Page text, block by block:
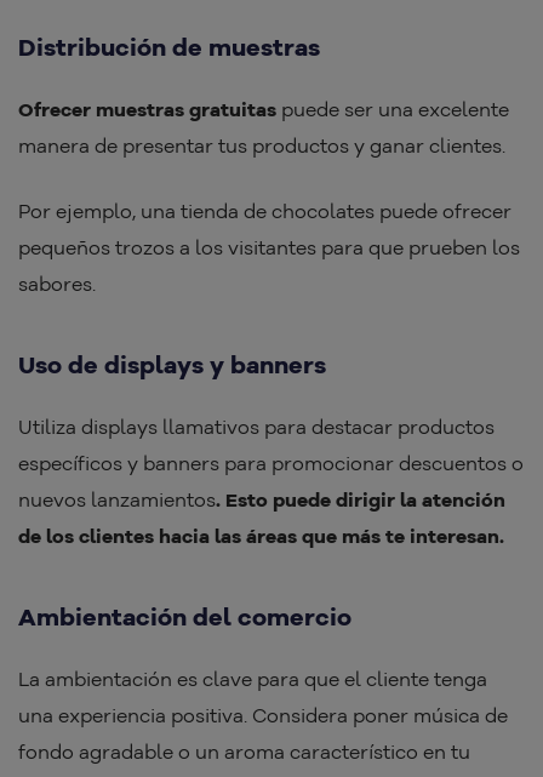
Distribución de muestras
Ofrecer muestras gratuitas puede ser una excelente
manera de presentar tus productos y ganar clientes.
Por ejemplo, una tienda de chocolates puede ofrecer
pequeños trozos a los visitantes para que prueben los
sabores.
Uso de displays y banners
Utiliza displays llamativos para destacar productos
específicos y banners para promocionar descuentos o
nuevos lanzamientos. Esto puede dirigir la atención
de los clientes hacia las áreas que más te interesan.
Ambientación del comercio
La ambientación es clave para que el cliente tenga
una experiencia positiva. Considera poner música de
fondo agradable o un aroma característico en tu